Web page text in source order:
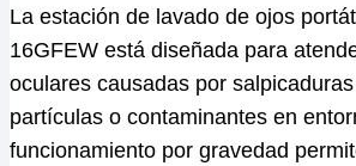
La estación de lavado de ojos
16GFEW está diseñada para
oculares causadas por
partículas o contaminantes en
funcionamiento por gravedad